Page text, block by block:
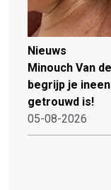
Nieuws
Minouch Van
begrijp je
getrouwd is!
05-08-2026